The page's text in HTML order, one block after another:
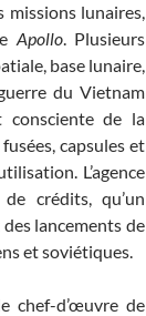
missions lunaires,
Apollo. Plusieurs
base lunaire,
du Vietnam
consciente de la
capsules et
L’agence
crédits, qu’un
lancements de
et soviétiques.
chef-d’œuvre de